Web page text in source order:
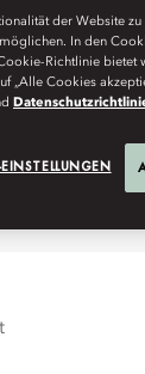
der Website
In den
Richtlinie
„Alle Cookies